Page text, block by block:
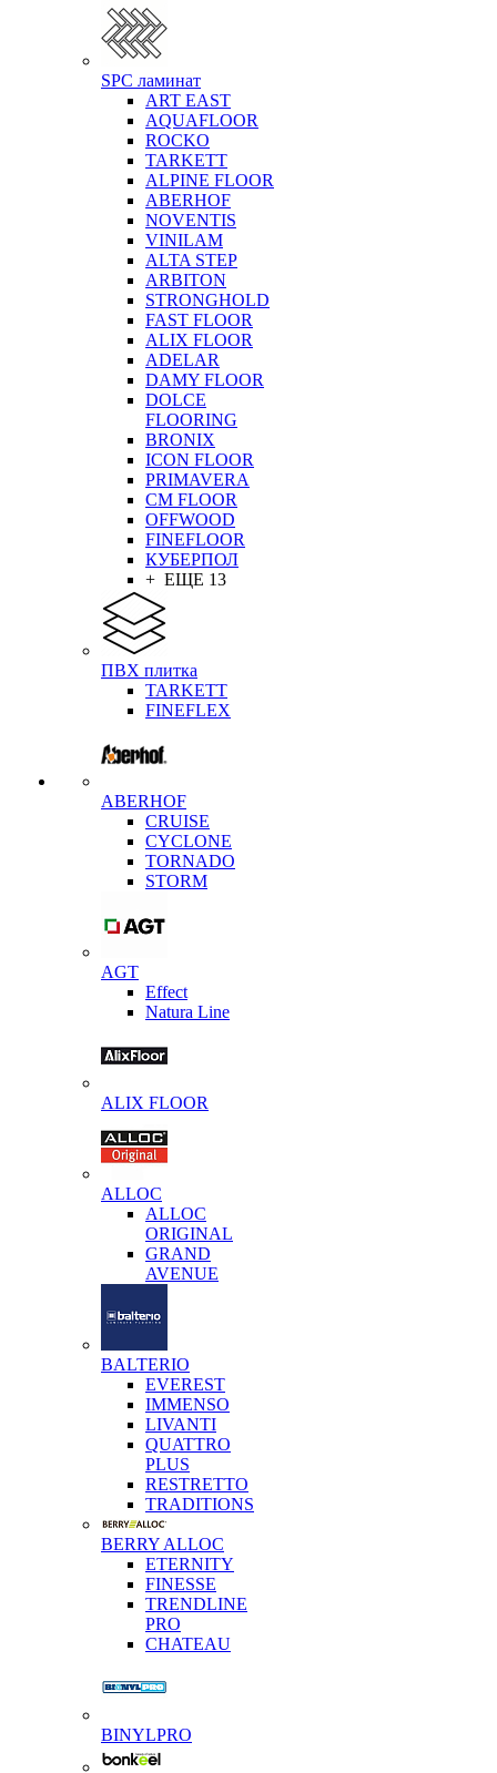
SPC ламинат
ART EAST
AQUAFLOOR
ROCKO
TARKETT
ALPINE FLOOR
ABERHOF
NOVENTIS
VINILAM
ALTA STEP
ARBITON
STRONGHOLD
FAST FLOOR
ALIX FLOOR
ADELAR
DAMY FLOOR
DOLCE
FLOORING
BRONIX
ICON FLOOR
PRIMAVERA
CM FLOOR
OFFWOOD
FINEFLOOR
КУБЕРПОЛ
+ ЕЩЕ 13
ПВХ плитка
TARKETT
FINEFLEX
ABERHOF
CRUISE
CYCLONE
TORNADO
STORM
AGT
Effect
Natura Line
ALIX FLOOR
ALLOC
ALLOC
ORIGINAL
GRAND
AVENUE
BALTERIO
EVEREST
IMMENSO
LIVANTI
QUATTRO
PLUS
RESTRETTO
TRADITIONS
BERRY ALLOC
ETERNITY
FINESSE
TRENDLINE
PRO
CHATEAU
BINYLPRO